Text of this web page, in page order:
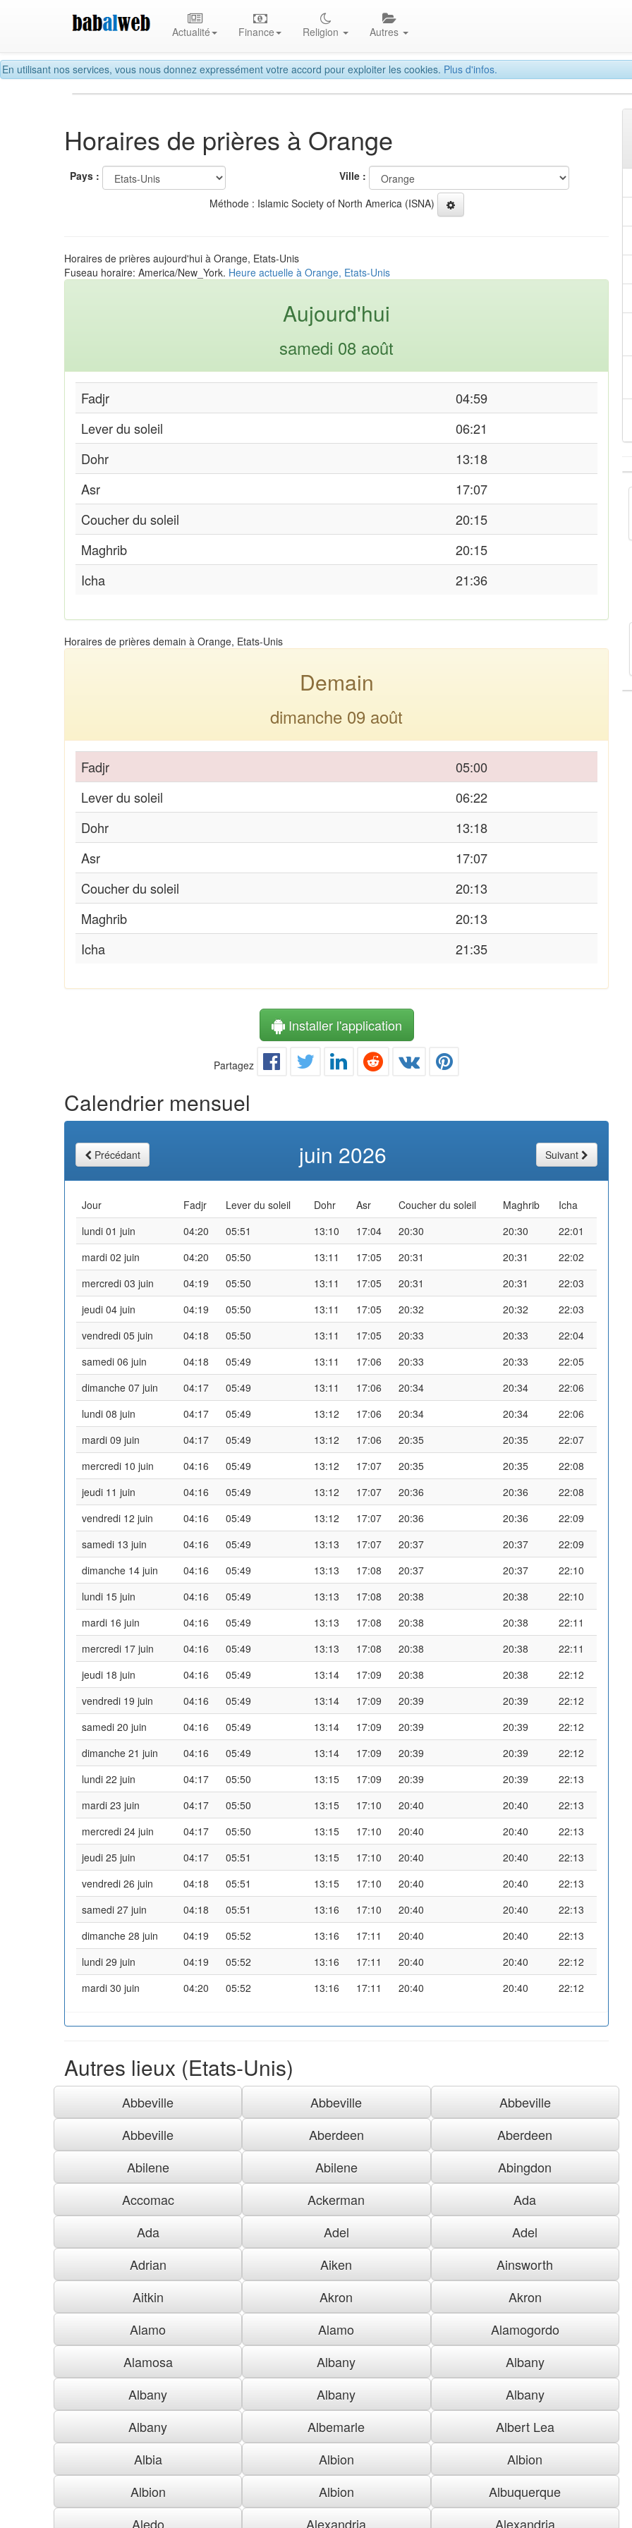
En utilisant nos services, vous nous donnez expressément votre accord pour exploiter les cookies. Plus d'infos.
Actualité Finance Religion Autres
Horaires de prières à Orange
Pays :
Ville :
Méthode : Islamic Society of North America (ISNA)
Horaires de prières aujourd'hui à Orange, Etats-Unis
Fuseau horaire: America/New_York. Heure actuelle à Orange, Etats-Unis
Aujourd'hui
samedi 08 août
Fadjr
04:59
Lever du soleil
06:21
Dohr
13:18
Asr
17:07
Coucher du soleil
20:15
Maghrib
20:15
Icha
21:36
Horaires de prières demain à Orange, Etats-Unis
Demain
dimanche 09 août
Fadjr
05:00
Lever du soleil
06:22
Dohr
13:18
Asr
17:07
Coucher du soleil
20:13
Maghrib
20:13
Icha
21:35
Installer l'application
Partagez
Calendrier mensuel
Précédant juin 2026 Suivant
Jour Fadjr Lever du soleil Dohr Asr Coucher du soleil Maghrib
Icha
lundi 01 juin
04:20 05:51 13:10 17:04 20:30 20:30
22:01
mardi 02 juin
04:20 05:50 13:11 17:05 20:31 20:31
22:02
mercredi 03 juin
04:19 05:50 13:11 17:05 20:31 20:31
22:03
jeudi 04 juin
04:19 05:50 13:11 17:05 20:32 20:32
22:03
vendredi 05 juin
04:18 05:50 13:11 17:05 20:33 20:33
22:04
samedi 06 juin
04:18 05:49 13:11 17:06 20:33 20:33
22:05
dimanche 07 juin
04:17 05:49 13:11 17:06 20:34 20:34
22:06
lundi 08 juin
04:17 05:49 13:12 17:06 20:34 20:34
22:06
mardi 09 juin
04:17 05:49 13:12 17:06 20:35 20:35
22:07
mercredi 10 juin
04:16 05:49 13:12 17:07 20:35 20:35
22:08
jeudi 11 juin
04:16 05:49 13:12 17:07 20:36 20:36
22:08
vendredi 12 juin
04:16 05:49 13:12 17:07 20:36 20:36
22:09
samedi 13 juin
04:16 05:49 13:13 17:07 20:37 20:37
22:09
dimanche 14 juin
04:16 05:49 13:13 17:08 20:37 20:37
22:10
lundi 15 juin
04:16 05:49 13:13 17:08 20:38 20:38
22:10
mardi 16 juin
04:16 05:49 13:13 17:08 20:38 20:38
22:11
mercredi 17 juin
04:16 05:49 13:13 17:08 20:38 20:38
22:11
jeudi 18 juin
04:16 05:49 13:14 17:09 20:38 20:38
22:12
vendredi 19 juin
04:16 05:49 13:14 17:09 20:39 20:39
22:12
samedi 20 juin
04:16 05:49 13:14 17:09 20:39 20:39
22:12
dimanche 21 juin
04:16 05:49 13:14 17:09 20:39 20:39
22:12
lundi 22 juin
04:17 05:50 13:15 17:09 20:39 20:39
22:13
mardi 23 juin
04:17 05:50 13:15 17:10 20:40 20:40
22:13
mercredi 24 juin
04:17 05:50 13:15 17:10 20:40 20:40
22:13
jeudi 25 juin
04:17 05:51 13:15 17:10 20:40 20:40
22:13
vendredi 26 juin
04:18 05:51 13:15 17:10 20:40 20:40
22:13
samedi 27 juin
04:18 05:51 13:16 17:10 20:40 20:40
22:13
dimanche 28 juin
04:19 05:52 13:16 17:11 20:40 20:40
22:13
lundi 29 juin
04:19 05:52 13:16 17:11 20:40 20:40
22:12
mardi 30 juin
04:20 05:52 13:16 17:11 20:40 20:40 22:12
Autres lieux (Etats-Unis)
Abbeville Abbeville
Abbeville
Abbeville
Aberdeen
Aberdeen
Abilene
Abilene
Abingdon
Accomac
Ackerman
Ada
Ada
Adel
Adel
Adrian
Aiken
Ainsworth
Aitkin
Akron
Akron
Alamo
Alamo
Alamogordo
Alamosa
Albany
Albany
Albany
Albany
Albany
Albany
Albemarle
Albert Lea
Albia
Albion
Albion
Albion
Albion
Albuquerque
Aledo
Alexandria Alexandria